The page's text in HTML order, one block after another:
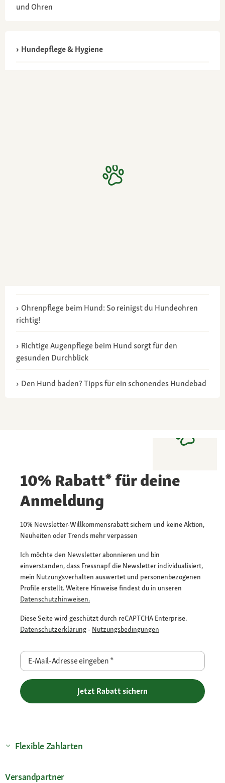
und Ohren
Hundepflege & Hygiene
Ohrenpflege beim Hund: So reinigst du Hundeohren
richtig!
Richtige Augenpflege beim Hund sorgt für den
gesunden Durchblick
Den Hund baden? Tipps für ein schonendes Hundebad
10% Rabatt* für deine
Anmeldung
10% Newsletter-Willkommensrabatt sichern und keine Aktion,
Neuheiten oder Trends mehr verpassen
Ich möchte den Newsletter abonnieren und bin
einverstanden, dass Fressnapf die Newsletter individualisiert,
mein Nutzungsverhalten auswertet und personenbezogenen
Profile erstellt. Weitere Hinweise findest du in unseren
Datenschutzhinweisen.
Diese Seite wird geschützt durch reCAPTCHA Enterprise.
Datenschutzerklärung - Nutzungsbedingungen
E-Mail-Adresse eingeben*
Jetzt Rabatt sichern
Flexible Zahlarten
Versandpartner